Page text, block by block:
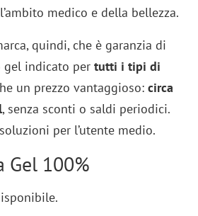
medico e della bellezza.
quindi, che è garanzia di
gel indicato pertutti i tipi di
un prezzo vantaggioso:circa
, senza sconti o saldi periodici.
per l’utente medio.
Gel 100%